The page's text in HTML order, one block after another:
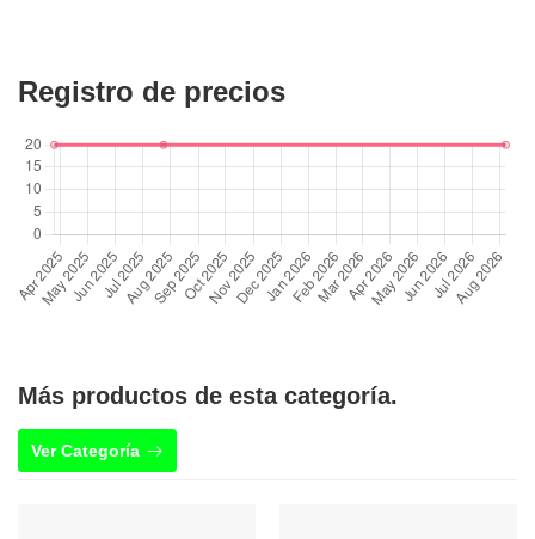
Registro de precios
Más productos de esta categoría.
Ver Categoría